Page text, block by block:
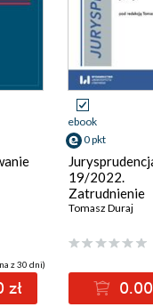
z 30 dni)
zł
ebook
0 pkt
19/2022.
Zatrudnienie
tymczasowe
świadczenia
Tomasz Duraj